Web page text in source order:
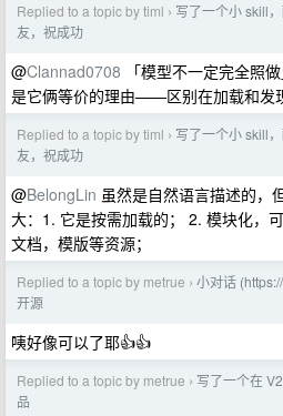
Replied to a topic by timl › 写了一个小 skill
友，祝成功
@Clannad0708 「模型不一定完全照
是它俩等价的理由——区别在加载和发
Replied to a topic by timl › 写了一个小 skill
友，祝成功
@BelongLin 虽然是自然语言描述的，
大：1. 它是按需加载的； 2. 模块化，
文档，模版等资源；
Replied to a topic by metrue › 小对话
开源
咦好像可以了耶👍👍
Replied to a topic by metrue › 写了一个在
品